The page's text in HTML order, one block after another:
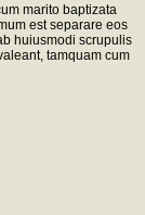
marito baptizata
est separare eos
huiusmodi scrupulis
tamquam cum